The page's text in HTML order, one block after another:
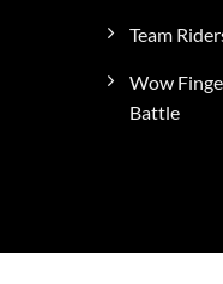
Team
Wow
Battle